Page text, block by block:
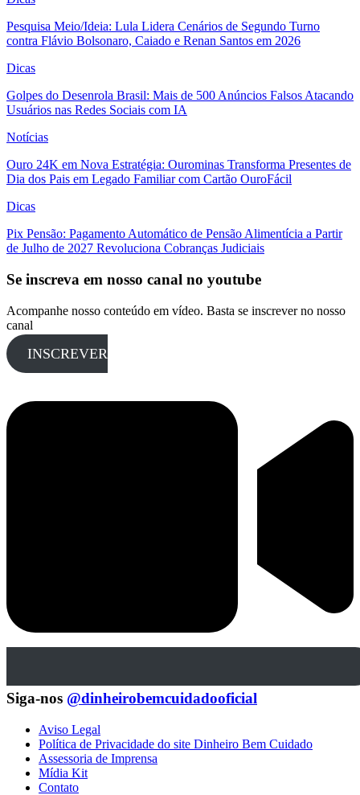
Pesquisa Meio/Ideia: Lula Lidera Cenários de Segundo Turno
contra Flávio Bolsonaro, Caiado e Renan Santos em 2026
Dicas
Golpes do Desenrola Brasil: Mais de 500 Anúncios Falsos Atacando
Usuários nas Redes Sociais com IA
Notícias
Ouro 24K em Nova Estratégia: Ourominas Transforma Presentes de
Dia dos Pais em Legado Familiar com Cartão OuroFácil
Dicas
Pix Pensão: Pagamento Automático de Pensão Alimentícia a Partir
de Julho de 2027 Revoluciona Cobranças Judiciais
Se inscreva em nosso canal no youtube
Acompanhe nosso conteúdo em vídeo. Basta se inscrever no nosso
canal
INSCREVER
Siga-nos @dinheirobemcuidadooficial
Aviso Legal
Política de Privacidade do site Dinheiro Bem Cuidado
Assessoria de Imprensa
Mídia Kit
Contato